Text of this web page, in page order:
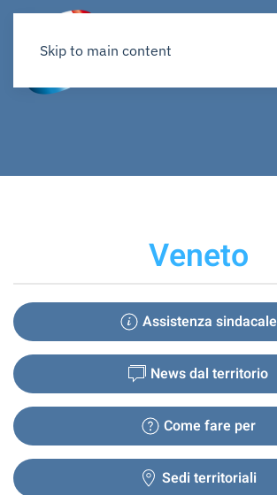
Skip to main content
Veneto
Assistenza sindacale
News dal territorio
Come fare per
Sedi territoriali